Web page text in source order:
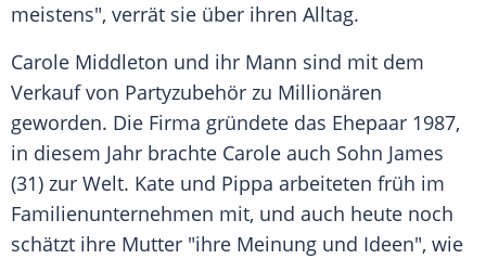
meistens", verrät sie über ihren Alltag.
Carole Middleton und ihr Mann sind mit dem
Verkauf von Partyzubehör zu Millionären
geworden. Die Firma gründete das Ehepaar 1987,
in diesem Jahr brachte Carole auch Sohn James
(31) zur Welt. Kate und Pippa arbeiteten früh im
Familienunternehmen mit, und auch heute noch
schätzt ihre Mutter "ihre Meinung und Ideen", wie